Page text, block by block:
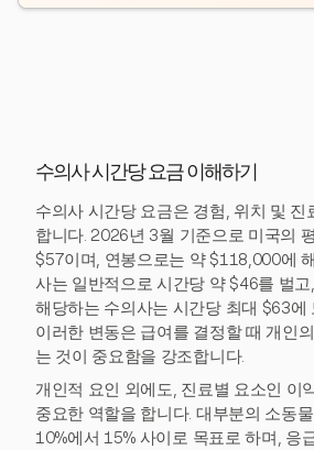
수의사 시간당 요금 이해하기
수의사 시간당 요금은 경험, 위치 및 진
합니다. 2026년 3월 기준으로 미국의
$57이며, 연봉으로는 약 $118,000에
사는 일반적으로 시간당 약 $46를 벌
해당하는 수의사는 시간당 최대 $63에
이러한 변동은 급여를 결정할 때 개인
는 것이 중요함을 강조합니다.
개인적 요인 외에도, 진료별 요소인 이
중요한 역할을 합니다. 대부분의 소동
10%에서 15% 사이로 목표로 하며, 응